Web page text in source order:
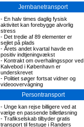
Jernbanetransport
- En halv times daglig fysisk
aktivitet kan forebygge alvorlig
stress
- Det tredie af 89 elementer er
sejlet på plads
- Årets andet kvartal havde en
positiv indtjeningvækst
- Kontrakt om overhalingsspor ved
Kalvebod i København er
underskrevet
- Politiet søger fortsat vidner og
videoovervågning
Persontransport
- Unge kan rejse billigere ved at
vælge en passende billetløsning
- Trafikselskab tilbyder gratis
transport til festuge i Randers